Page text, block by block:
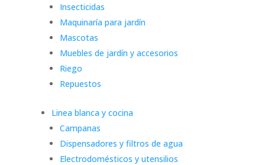
Insecticidas
Maquinaría para jardín
Mascotas
Muebles de jardín y accesorios
Riego
Repuestos
Linea blanca y cocina
Campanas
Dispensadores y filtros de agua
Electrodomésticos y utensilios